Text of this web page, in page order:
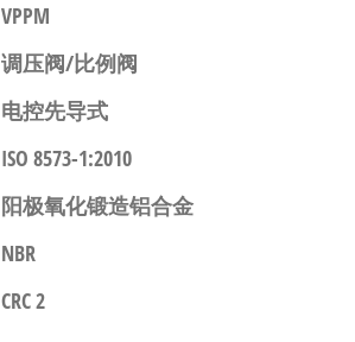
VPPM
调压阀/比例阀
电控先导式
ISO 8573-1:2010
阳极氧化锻造铝合金
NBR
CRC 2